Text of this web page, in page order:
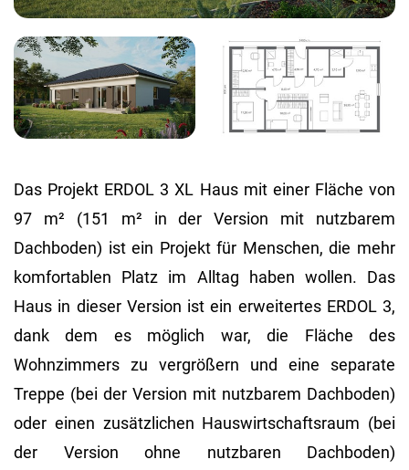
Das Projekt ERDOL 3 XL Haus mit einer Fläche von
97 m² (151 m² in der Version mit nutzbarem
Dachboden) ist ein Projekt für Menschen, die mehr
komfortablen Platz im Alltag haben wollen. Das
Haus in dieser Version ist ein erweitertes ERDOL 3,
dank dem es möglich war, die Fläche des
Wohnzimmers zu vergrößern und eine separate
Treppe (bei der Version mit nutzbarem Dachboden)
oder einen zusätzlichen Hauswirtschaftsraum (bei
der Version ohne nutzbaren Dachboden)